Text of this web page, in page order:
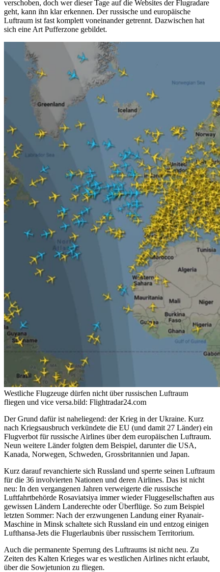
verschoben, doch wer dieser Tage auf die Websites der Flugradare
geht, kann ihn klar erkennen. Der russische und europäische
Luftraum ist fast komplett voneinander getrennt. Dazwischen hat
sich eine Art Pufferzone gebildet.
Westliche Flugzeuge dürfen nicht über russischen Luftraum
fliegen und vice versa.bild: Flightradar24.com
Der Grund dafür ist naheliegend: der Krieg in der Ukraine. Kurz
nach Kriegsausbruch verkündete die EU (und damit 27 Länder) ein
Flugverbot für russische Airlines über dem europäischen Luftraum.
Neun weitere Länder folgten dem Beispiel, darunter die USA,
Kanada, Norwegen, Schweden, Grossbritannien und Japan.
Kurz darauf revanchierte sich Russland und sperrte seinen Luftraum
für die 36 involvierten Nationen und deren Airlines. Das ist nicht
neu: In den vergangenen Jahren verweigerte die russische
Luftfahrtbehörde Rosaviatsiya immer wieder Fluggesellschaften aus
gewissen Ländern Landerechte oder Überflüge. So zum Beispiel
letzten Sommer: Nach der erzwungenen Landung einer Ryanair-
Maschine in Minsk schaltete sich Russland ein und entzog einigen
Lufthansa-Jets die Flugerlaubnis über russischem Territorium.
Auch die permanente Sperrung des Luftraums ist nicht neu. Zu
Zeiten des Kalten Krieges war es westlichen Airlines nicht erlaubt,
über die Sowjetunion zu fliegen.